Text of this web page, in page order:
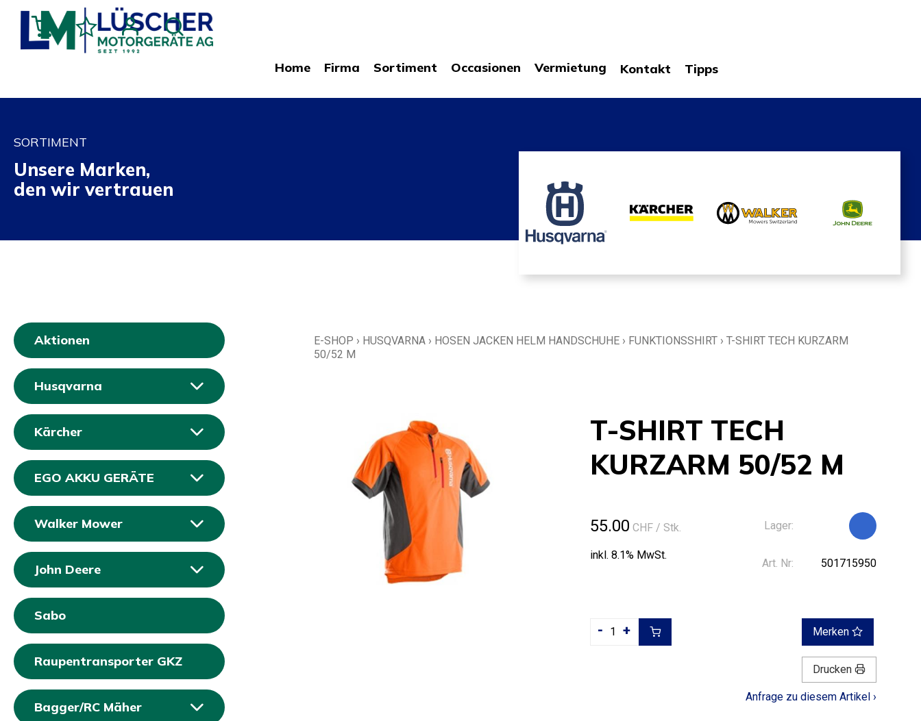
Home Firma Sortiment Occasionen Vermietung Kontakt Tipps
SORTIMENT
Unsere Marken,
den wir vertrauen
Aktionen
Husqvarna
Kärcher
EGO AKKU GERÄTE
Walker Mower
John Deere
Sabo
Raupentransporter GKZ
Bagger/RC Mäher
E-SHOP › HUSQVARNA › HOSEN JACKEN HELM HANDSCHUHE › FUNKTIONSSHIRT › T-SHIRT TECH KURZARM
50/52 M
T-SHIRT TECH
KURZARM 50/52 M
55.00 CHF / Stk.
inkl. 8.1% MwSt.
Lager:
Art. Nr: 501715950
- + Merken
Drucken
Anfrage zu diesem Artikel ›